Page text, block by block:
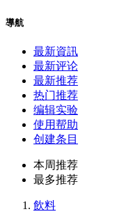
導航
最新資訊
最新评论
最新推荐
热门推荐
编辑实验
使用帮助
创建条目
本周推荐
最多推荐
飲料